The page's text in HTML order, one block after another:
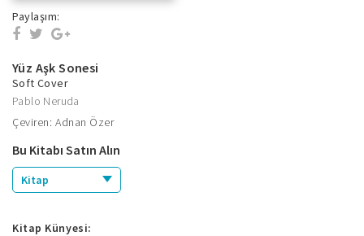
Paylaşım:
Yüz Aşk Sonesi
Soft Cover
Pablo Neruda
Çeviren: Adnan Özer
Bu Kitabı Satın Alın
Kitap
Kitap Künyesi: